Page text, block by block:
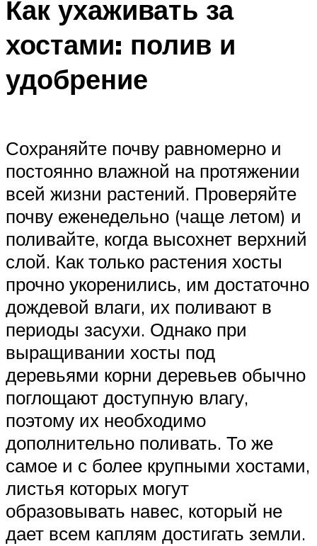
Как ухаживать за
хостами: полив и
удобрение
Сохраняйте почву равномерно и
постоянно влажной на протяжении
всей жизни растений. Проверяйте
почву еженедельно (чаще летом) и
поливайте, когда высохнет верхний
слой. Как только растения хосты
прочно укоренились, им достаточно
дождевой влаги, их поливают в
периоды засухи. Однако при
выращивании хосты под
деревьями корни деревьев обычно
поглощают доступную влагу,
поэтому их необходимо
дополнительно поливать. То же
самое и с более крупными хостами,
листья которых могут
образовывать навес, который не
дает всем каплям достигать земли.